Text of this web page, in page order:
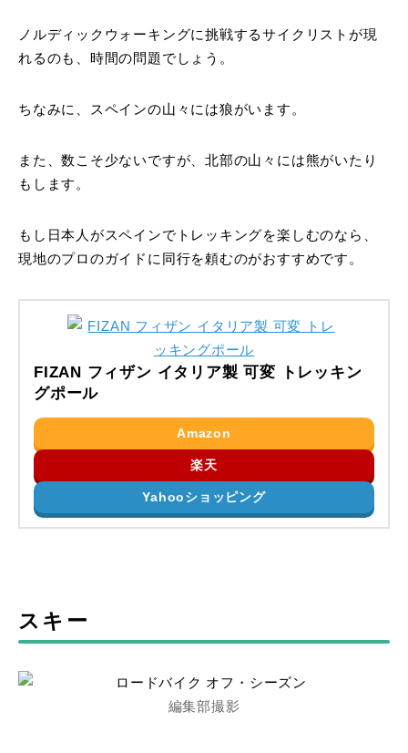
ノルディックウォーキングに挑戦するサイクリストが現
れるのも、時間の問題でしょう。
ちなみに、スペインの山々には狼がいます。
また、数こそ少ないですが、北部の山々には熊がいたり
もします。
もし日本人がスペインでトレッキングを楽しむのなら、
現地のプロのガイドに同行を頼むのがおすすめです。
FIZAN フィザン イタリア製 可変 トレッキン
グポール
Amazon
楽天
Yahooショッピング
スキー
編集部撮影